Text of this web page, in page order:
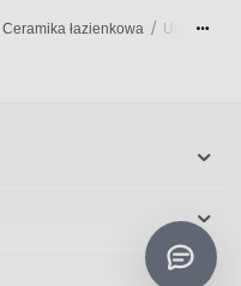
Ceramika łazienkowa / Umywalki